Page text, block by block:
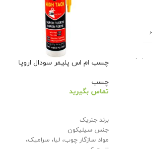
چسب ام اس پلیمر سودال اروپا
چسب
تماس بگیرید
برند جنریک
جنس سیلیکون
مواد سازگار چوب، لیا، سرامیک،